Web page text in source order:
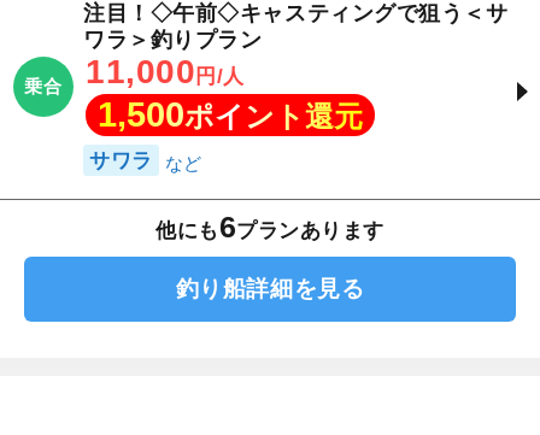
乗合
注目！◇午前◇キャスティングで狙う＜サ
ワラ＞釣りプラン
11,000 円/人
1,500ポイント還元
サワラ
他にも 6プランあります
釣り船詳細を見る